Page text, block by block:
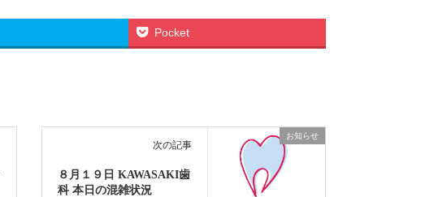
Pocket
お知らせ
次の記事
８月１９日 KAWASAKI歯
科 本日の混雑状況